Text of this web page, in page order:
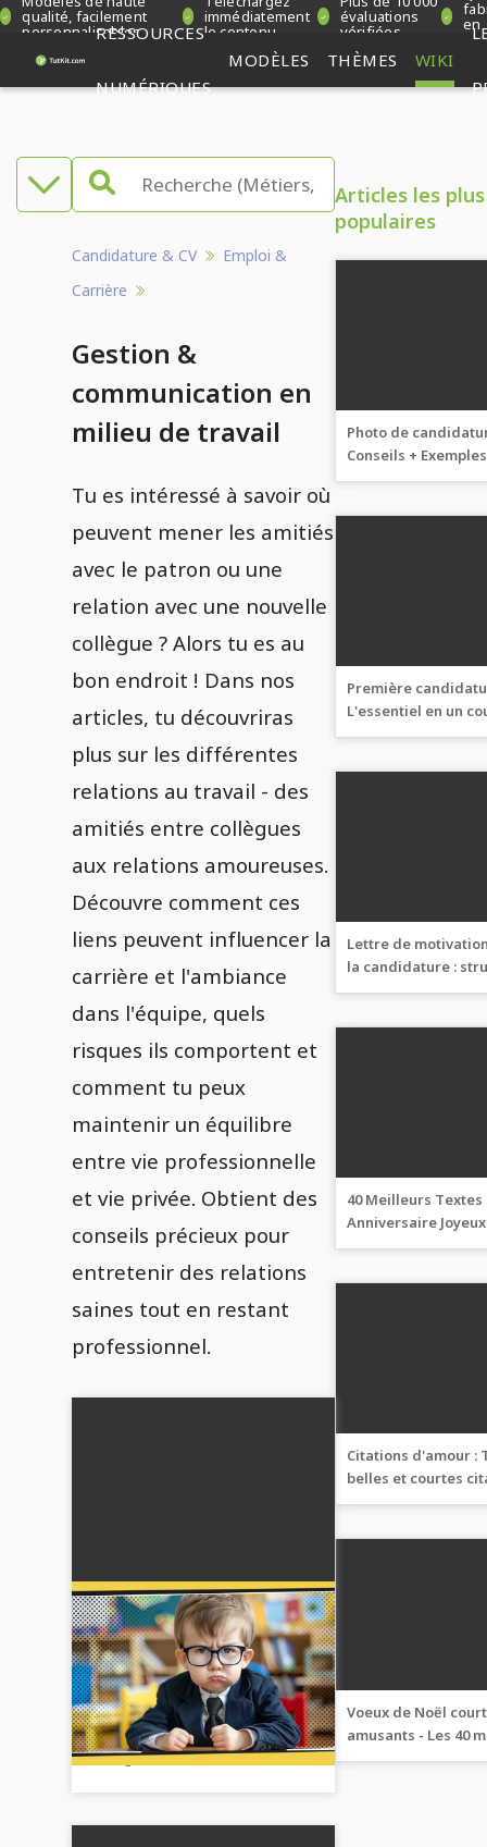
qualité, facilement
personnalisables
immédiatement
le contenu
évaluations
vérifiées en
RESSOURCES
NUMÉRIQUES
MODÈLES THÈMES WIKI
Articles les plus
populaires
Photo de
Conseils + Exemples
Première
L'essentiel en un
Lettre de
la candidature :
et organisation
40 Meilleurs Textes
Anniversaire
Courts, Touchants,
Citations d'amour :
belles et courtes
pour lui et elle
Voeux de Noël
amusants - Les 40
vœux de Noël de
Candidature & CV
Emploi &
Carrière
Gestion &
communication en
milieu de travail
Tu es intéressé à savoir où
peuvent mener les amitiés
avec le patron ou une
relation avec une nouvelle
collègue ? Alors tu es au
bon endroit ! Dans nos
articles, tu découvriras
plus sur les différentes
relations au travail - des
amitiés entre collègues
aux relations amoureuses.
Découvre comment ces
liens peuvent influencer la
carrière et l'ambiance
dans l'équipe, quels
risques ils comportent et
comment tu peux
maintenir un équilibre
entre vie professionnelle
et vie privée. Obtient des
conseils précieux pour
entretenir des relations
saines tout en restant
professionnel.
Plus d'amitiés et
d'offenses personnelles
sur le lieu de travail
Comment maintenir une relation
professionnelle lorsque vous
avez un différend avec votre
collègue...